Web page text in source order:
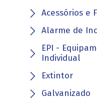
Acessórios e
Alarme de
EPI -
Individual
Extintor
Galvanizado